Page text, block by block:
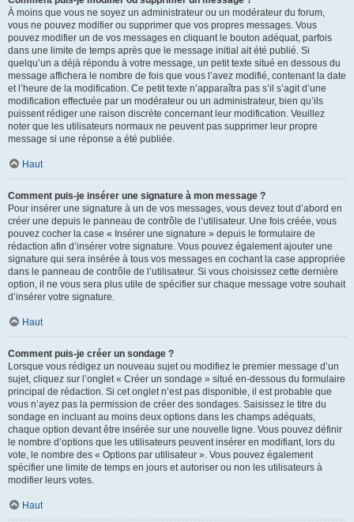
À moins que vous ne soyez un administrateur ou un modérateur du forum,
vous ne pouvez modifier ou supprimer que vos propres messages. Vous
pouvez modifier un de vos messages en cliquant le bouton adéquat, parfois
dans une limite de temps après que le message initial ait été publié. Si
quelqu’un a déjà répondu à votre message, un petit texte situé en dessous du
message affichera le nombre de fois que vous l’avez modifié, contenant la date
et l’heure de la modification. Ce petit texte n’apparaîtra pas s’il s’agit d’une
modification effectuée par un modérateur ou un administrateur, bien qu’ils
puissent rédiger une raison discrète concernant leur modification. Veuillez
noter que les utilisateurs normaux ne peuvent pas supprimer leur propre
message si une réponse a été publiée.
Haut
Comment puis-je insérer une signature à mon message ?
Pour insérer une signature à un de vos messages, vous devez tout d’abord en
créer une depuis le panneau de contrôle de l’utilisateur. Une fois créée, vous
pouvez cocher la case « Insérer une signature » depuis le formulaire de
rédaction afin d’insérer votre signature. Vous pouvez également ajouter une
signature qui sera insérée à tous vos messages en cochant la case appropriée
dans le panneau de contrôle de l’utilisateur. Si vous choisissez cette dernière
option, il ne vous sera plus utile de spécifier sur chaque message votre souhait
d’insérer votre signature.
Haut
Comment puis-je créer un sondage ?
Lorsque vous rédigez un nouveau sujet ou modifiez le premier message d’un
sujet, cliquez sur l’onglet « Créer un sondage » situé en-dessous du formulaire
principal de rédaction. Si cet onglet n’est pas disponible, il est probable que
vous n’ayez pas la permission de créer des sondages. Saisissez le titre du
sondage en incluant au moins deux options dans les champs adéquats,
chaque option devant être insérée sur une nouvelle ligne. Vous pouvez définir
le nombre d’options que les utilisateurs peuvent insérer en modifiant, lors du
vote, le nombre des « Options par utilisateur ». Vous pouvez également
spécifier une limite de temps en jours et autoriser ou non les utilisateurs à
modifier leurs votes.
Haut